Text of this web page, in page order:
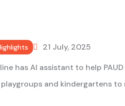
21 July, 2025
has AI assistant to help
and kindergartens to